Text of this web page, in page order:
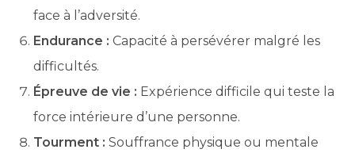
face à l’adversité.
Endurance : Capacité à persévérer malgré les
difficultés.
Épreuve de vie : Expérience difficile qui teste la
force intérieure d’une personne.
Tourment : Souffrance physique ou mentale